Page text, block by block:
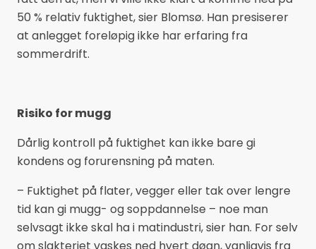
50 % relativ fuktighet, sier Blomsø. Han presiserer
at anlegget foreløpig ikke har erfaring fra
sommerdrift.
Risiko for mugg
Dårlig kontroll på fuktighet kan ikke bare gi
kondens og forurensning på maten.
– Fuktighet på flater, vegger eller tak over lengre
tid kan gi mugg- og soppdannelse – noe man
selvsagt ikke skal ha i matindustri, sier han. For selv